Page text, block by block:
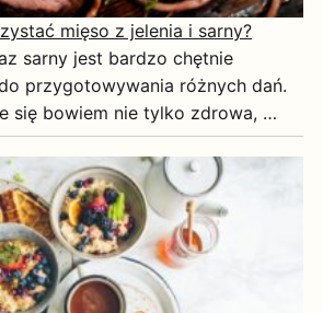
mięso z jelenia i sarny?
sarny jest bardzo chętnie
przygotowywania różnych dań.
się bowiem nie tylko zdrowa, …